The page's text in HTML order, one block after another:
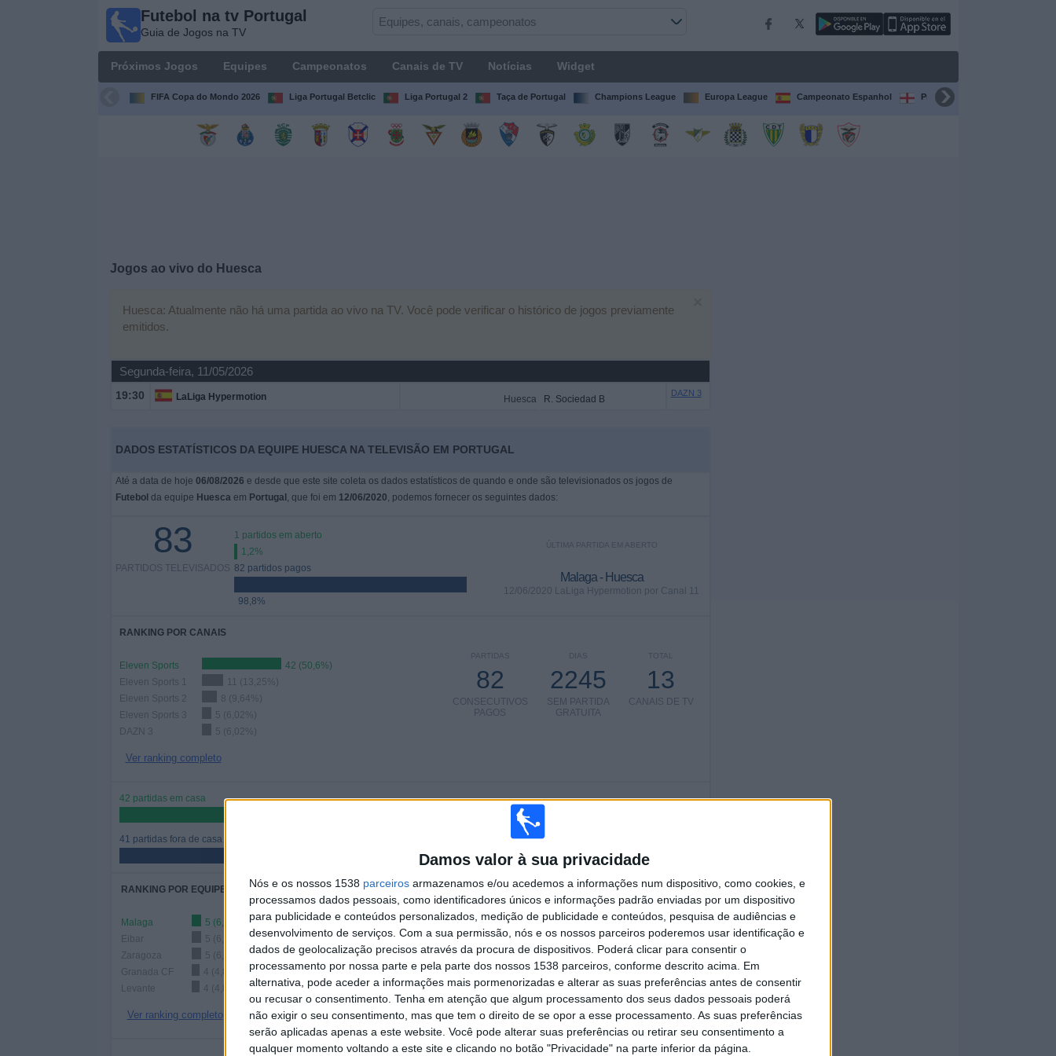
Damos valor à sua privacidade
Nós e os nossos 1538 parceiros armazenamos e/ou acedemos a informações num dispositivo, como cookies, e
processamos dados pessoais, como identificadores únicos e informações padrão enviadas por um dispositivo
para publicidade e conteúdos personalizados, medição de publicidade e conteúdos, pesquisa de audiências e
desenvolvimento de serviços. Com a sua permissão, nós e os nossos parceiros poderemos usar identificação e
dados de geolocalização precisos através da procura de dispositivos. Poderá clicar para consentir o
processamento por nossa parte e pela parte dos nossos 1538 parceiros, conforme descrito acima. Em
alternativa, pode aceder a informações mais pormenorizadas e alterar as suas preferências antes de consentir
ou recusar o consentimento. Tenha em atenção que algum processamento dos seus dados pessoais poderá
não exigir o seu consentimento, mas que tem o direito de se opor a esse processamento. As suas preferências
serão aplicadas apenas a este website. Você pode alterar suas preferências ou retirar seu consentimento a
qualquer momento voltando a este site e clicando no botão "Privacidade" na parte inferior da página.
Futebol na tv Portugal
Guia de Jogos na TV
Próximos Jogos Equipes Campeonatos Canais de TV Notícias Widget
FIFA Copa do Mondo 2026 Liga Portugal Betclic Liga Portugal 2 Taça de Portugal Champions League Europa League Campeonato Espanhol Premier League
Jogos ao vivo do Huesca
Huesca: Atualmente não há uma partida ao vivo na TV. Você pode verificar o histórico de jogos previamente
emitidos.
Segunda-feira, 11/05/2026
19:30 LaLiga Hypermotion Huesca R. Sociedad B
DAZN 3
DADOS ESTATÍSTICOS DA EQUIPE HUESCA NA TELEVISÃO EM PORTUGAL
Até a data de hoje 06/08/2026 e desde que este site coleta os dados estatísticos de quando e onde são televisionados os jogos de
Futebol da equipe Huescaem Portugal , que foi em 12/06/2020, podemos fornecer os seguintes dados:
83
PARTIDOS TELEVISADOS
1 partidos em aberto
1,2%
82 partidos pagos
98,8%
ÚLTIMA PARTIDA EM ABERTO
Malaga - Huesca
12/06/2020 LaLiga Hypermotion por Canal 11
RANKING POR CANAIS
Eleven Sports
42 (50,6%)
Eleven Sports 1
11 (13,25%)
Eleven Sports 2
8 (9,64%)
Eleven Sports 3
5 (6,02%)
DAZN 3
5 (6,02%)
Ver ranking completo
TOTAL
13
CANAIS DE TV
DIAS
2245
SEM PARTIDA
GRATUITA
PARTIDAS
82
CONSECUTIVOS
PAGOS
42 partidas em casa
41 partidas fora de casa
VS Malaga
TOTAL
3
COMPETIÇÕES
RANKING POR EQUIPES
Malaga
5 (6,02%)
Eibar
5 (6,02%)
Zaragoza
5 (6,02%)
Granada CF
4 (4,82%)
Levante
4 (4,82%)
Ver ranking completo
RANKING POR COMPETIÇÕES
LaLiga Hypermotion
45 (54,22%)
Campeonato Espanhol
37 (44,58%)
Copa del Rey
1 (1,2%)
Ver ranking completo
Portugal
Jogos na TV